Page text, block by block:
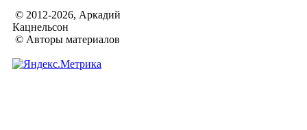
© 2012-2026, Аркадий
Кацнельсон
© Авторы материалов